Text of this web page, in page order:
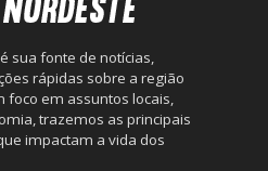
sua fonte de notícias,
rápidas sobre a região
foco em assuntos locais,
trazemos as principais
impactam a vida dos